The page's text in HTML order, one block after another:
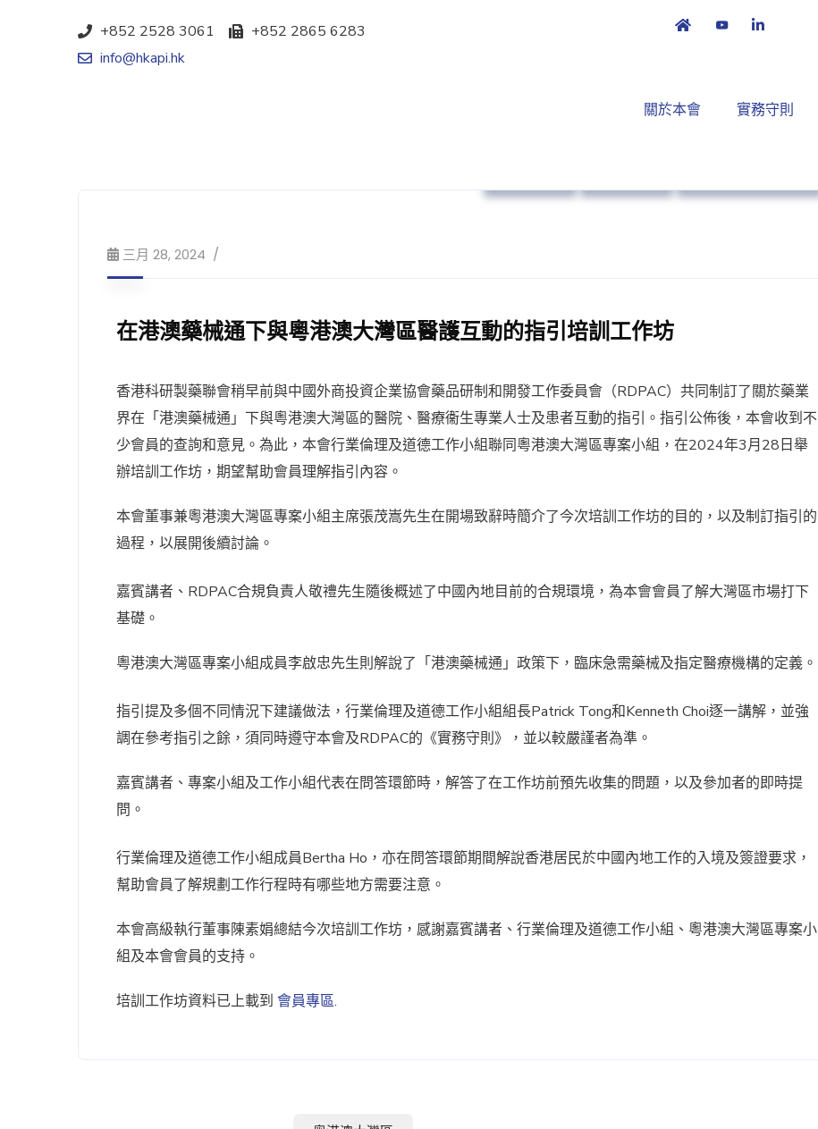
+852 2528 3061
+852 2865 6283
info@hkapi.hk
關於本會 實務守則
三月 28, 2024
在港澳藥械通下與粵港澳大灣區醫護互動的指引培訓工作坊
香港科研製藥聯會稍早前與中國外商投資企業協會藥品研制和開發工作委員會（RDPAC）共同制訂了關於藥業
界在「港澳藥械通」下與粵港澳大灣區的醫院、醫療衞生專業人士及患者互動的指引。指引公佈後，本會收到不
少會員的查詢和意見。為此，本會行業倫理及道德工作小組聯同粵港澳大灣區專案小組，在2024年3月28日舉
辦培訓工作坊，期望幫助會員理解指引內容。
本會董事兼粵港澳大灣區專案小組主席張茂嵩先生在開場致辭時簡介了今次培訓工作坊的目的，以及制訂指引的
過程，以展開後續討論。
嘉賓講者、RDPAC合規負責人敬禮先生隨後概述了中國內地目前的合規環境，為本會會員了解大灣區市場打下
基礎。
粵港澳大灣區專案小組成員李啟忠先生則解說了「港澳藥械通」政策下，臨床急需藥械及指定醫療機構的定義。
指引提及多個不同情況下建議做法，行業倫理及道德工作小組組長Patrick Tong和Kenneth Choi逐一講解，並強
調在參考指引之餘，須同時遵守本會及RDPAC的《實務守則》，並以較嚴謹者為準。
嘉賓講者、專案小組及工作小組代表在問答環節時，解答了在工作坊前預先收集的問題，以及參加者的即時提
問。
行業倫理及道德工作小組成員Bertha Ho，亦在問答環節期間解說香港居民於中國內地工作的入境及簽證要求，
幫助會員了解規劃工作行程時有哪些地方需要注意。
本會高級執行董事陳素娟總結今次培訓工作坊，感謝嘉賓講者、行業倫理及道德工作小組、粵港澳大灣區專案小
組及本會會員的支持。
培訓工作坊資料已上載到 會員專區.